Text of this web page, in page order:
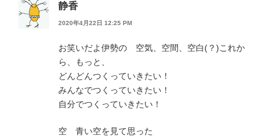
静香
2020年4月22日 12:25 PM
お笑いだよ伊勢の 空気、空間、空白(？)これか
ら、もっと、
どんどんつくっていきたい！
みんなでつくっていきたい！
自分でつくっていきたい！
空 青い空を見て思った